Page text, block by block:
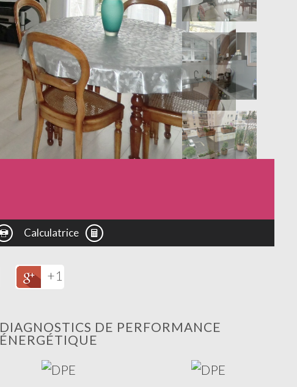
Calculatrice
+1
DIAGNOSTICS DE PERFORMANCE
ÉNERGÉTIQUE